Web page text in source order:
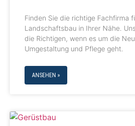
Finden Sie die richtige Fachfirma
Landschaftsbau in Ihrer Nähe.
die Richtigen, wenn es um die
Umgestaltung und Pflege geht.
ANSEHEN »